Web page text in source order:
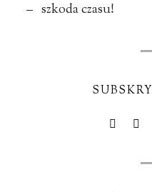
– szkoda czasu!